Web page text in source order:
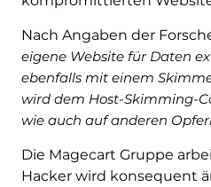
Nach Angaben der
eigene Website für Daten
ebenfalls mit einem
wird dem Host-Skimming-
wie auch auf anderen
Die Magecart Gruppe
Hacker wird konsequent